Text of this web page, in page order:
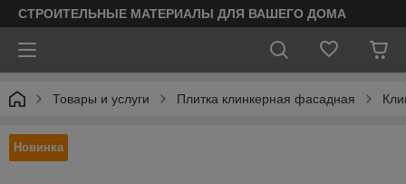
СТРОИТЕЛЬНЫЕ МАТЕРИАЛЫ ДЛЯ ВАШЕГО ДОМА
Товары и услуги Плитка клинкерная фасадная
Новинка